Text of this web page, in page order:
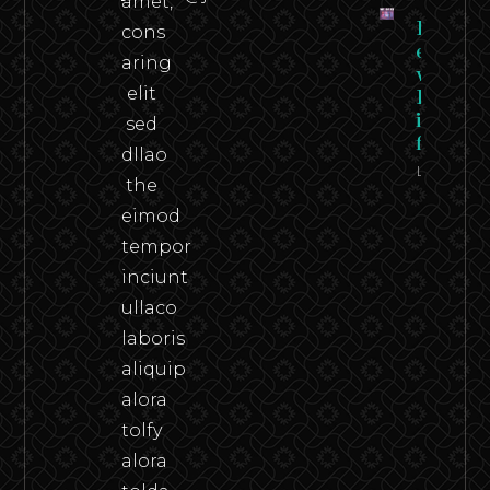
cons
aring
elit
sed
dllao
the
eimod
tempor
inciunt
ullaco
laboris
aliquip
alora
tolfy
alora
en
viva –
in the
flesh
Leer